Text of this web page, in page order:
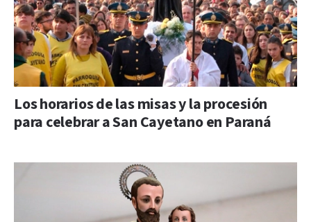
Los horarios de las misas y la procesión
para celebrar a San Cayetano en Paraná